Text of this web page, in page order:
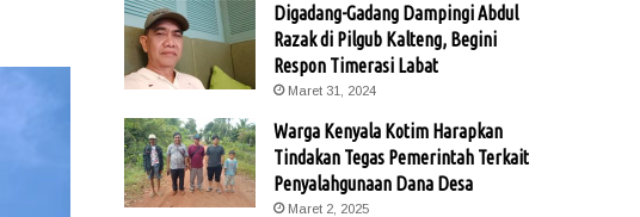
Digadang-Gadang Dampingi Abdul
Razak di Pilgub Kalteng, Begini
Respon Timerasi Labat
Maret 31, 2024
Warga Kenyala Kotim Harapkan
Tindakan Tegas Pemerintah Terkait
Penyalahgunaan Dana Desa
Maret 2, 2025